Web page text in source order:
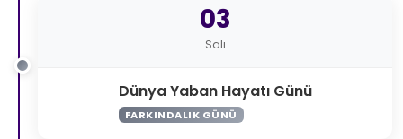
03
Salı
Dünya Yaban Hayatı Günü
FARKINDALIK GÜNÜ